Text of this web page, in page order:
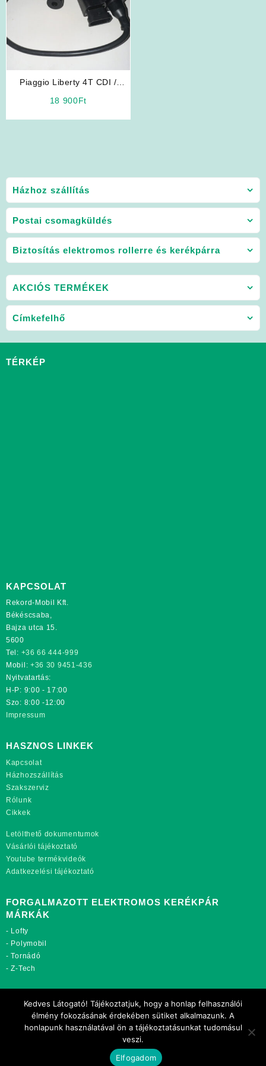
Házhoz szállítás
Postai csomagküldés
Biztosítás elektromos rollerre és kerékpárra
Piaggio Liberty 4T CDI /
18 900Ft
AKCIÓS TERMÉKEK
Címkefelhő
TÉRKÉP
KAPCSOLAT
Rekord-Mobil Kft.
Békéscsaba,
Bajza utca 15.
5600
Tel: +36 66 444-999
Mobil: +36 30 9451-436
Nyitvatartás:
H-P: 9:00 - 17:00
Szo: 8:00 -12:00
Impressum
HASZNOS LINKEK
Kapcsolat
Házhozszállítás
Szakszerviz
Rólunk
Cikkek
Letölthető dokumentumok
Vásárlói tájékoztató
Youtube termékvideók
Adatkezelési tájékoztató
FORGALMAZOTT ELEKTROMOS KERÉKPÁR
MÁRKÁK
- Lofty
- Polymobil
-Tornádó
-Z-Tech
rekordmobil.hu
rekordmotor.hu
motorkerekparalkatreszek.hu
Copyright 2021 Rekord-Mobil Kft.
Kedves Látogató! Tájékoztatjuk, hogy a honlap felhasználói
élmény fokozásának érdekében sütiket alkalmazunk. A
honlapunk használatával ön a tájékoztatásunkat tudomásul
veszi.
Elfogadom